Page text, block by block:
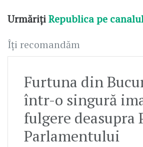
UrmărițiRepublica pe
Îți recomandăm
Furtuna din
într-o singură
fulgere deasupra
Parlamentului